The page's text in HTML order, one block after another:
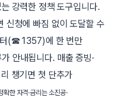
강력한 정책 도구입니다.
신청에 빠짐 없이 도달할 수
터(☎1357)에 한 번만
안내됩니다. 매출 증빙·
챙기면 첫 단추가
한 자격·금리는 소진공·